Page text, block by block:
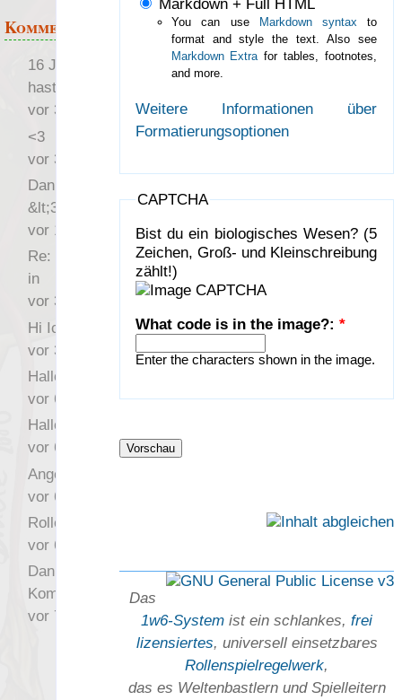
Markdown + Full HTML
You can use Markdown syntax to
format and style the text. Also see
Markdown Extrafor tables, footnotes,
and more.
Weitere Informationen über
Formatierungsoptionen
CAPTCHA
Bist du ein biologisches Wesen? (5
Zeichen, Groß- und Kleinschreibung
zählt!)
What code is in the image?:*
Enter the characters shown in the image.
Das
1w6-System ist ein schlankes,frei
lizensiertes, universell einsetz­bares
Rollen­spielregel­werk,
das es Welten­bastlern und Spiel­leitern
Kommentare
16 Jahre später: mist, du
hast Recht …
vor 31 Wochen 3 Tage
<3
vor 34 Wochen 4 Tage
Danke für das Statement
&lt;3
vor 1 Jahr 48 Wochen
Re: Hi Ich bin völlig neu
in
vor 3 Jahre 33 Wochen
Hi Ich bin völlig neu in
vor 3 Jahre 46 Wochen
Hallo Ochrasylion
vor 6 Jahre 10 Wochen
Hallo Drak
vor 6 Jahre 10 Wochen
Angefragt
vor 6 Jahre 10 Wochen
Rollenspielrunde
vor 6 Jahre 10 Wochen
Danke für Deinen
Kommentar!
vor 7 Jahre 22 Wochen